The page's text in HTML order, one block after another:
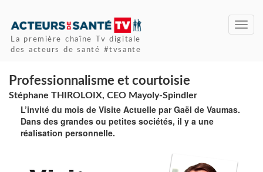
La première chaîne Tv digitale
des acteurs de santé #tvsante
Professionnalisme et courtoisie
Stéphane THIROLOIX, CEO Mayoly-Spindler
L’invité du mois de Visite Actuelle par Gaël de Vaumas.
Dans des grandes ou petites sociétés, il y a une
réalisation personnelle.